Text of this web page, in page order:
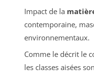
Impact de la
contemporaine,
environnementaux.
Comme le décrit le
les classes aisées